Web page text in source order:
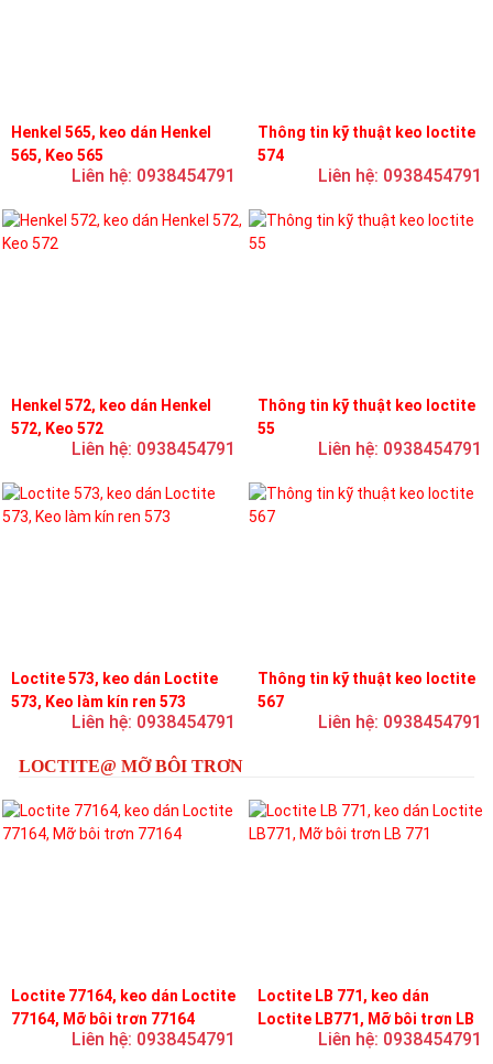
Henkel 565, keo dán Henkel
565, Keo 565
Liên hệ: 0938454791
Thông tin kỹ thuật keo loctite
574
Liên hệ: 0938454791
Henkel 572, keo dán Henkel
572, Keo 572
Liên hệ: 0938454791
Thông tin kỹ thuật keo loctite
55
Liên hệ: 0938454791
Loctite 573, keo dán Loctite
573, Keo làm kín ren 573
Liên hệ: 0938454791
Thông tin kỹ thuật keo loctite
567
Liên hệ: 0938454791
LOCTITE@ MỠ BÔI TRƠN
Loctite 77164, keo dán Loctite
77164, Mỡ bôi trơn 77164
Liên hệ: 0938454791
Loctite LB 771, keo dán
Loctite LB771, Mỡ bôi trơn LB
Liên hệ: 0938454791